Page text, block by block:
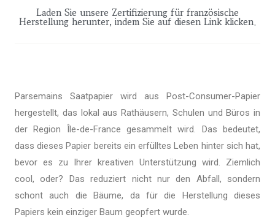
Laden Sie unsere Zertifizierung für französische
Herstellung herunter, indem Sie auf diesen Link klicken.
Parsemains Saatpapier wird aus Post-Consumer-Papier
hergestellt, das lokal aus Rathäusern, Schulen und Büros in
der Region Île-de-France gesammelt wird. Das bedeutet,
dass dieses Papier bereits ein erfülltes Leben hinter sich hat,
bevor es zu Ihrer kreativen Unterstützung wird. Ziemlich
cool, oder? Das reduziert nicht nur den Abfall, sondern
schont auch die Bäume, da für die Herstellung dieses
Papiers kein einziger Baum geopfert wurde.